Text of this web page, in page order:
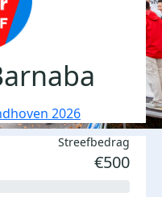
2026
Streefbedrag
€500